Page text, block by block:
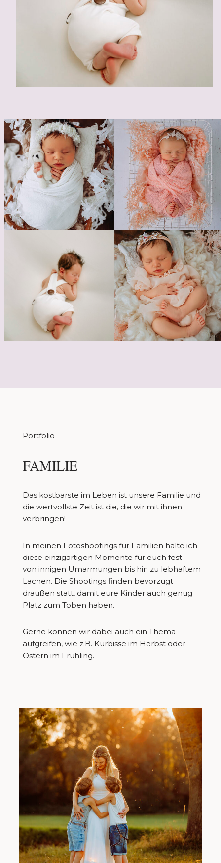
Portfolio
FAMILIE
Das kostbarste im Leben ist unsere Familie und
die wertvollste Zeit ist die, die wir mit ihnen
verbringen!
In meinen Fotoshootings für Familien halte ich
diese einzigartigen Momente für euch fest –
von innigen Umarmungen bis hin zu lebhaftem
Lachen. Die Shootings finden bevorzugt
draußen statt, damit eure Kinder auch genug
Platz zum Toben haben.
Gerne können wir dabei auch ein Thema
aufgreifen, wie z.B. Kürbisse im Herbst oder
Ostern im Frühling.